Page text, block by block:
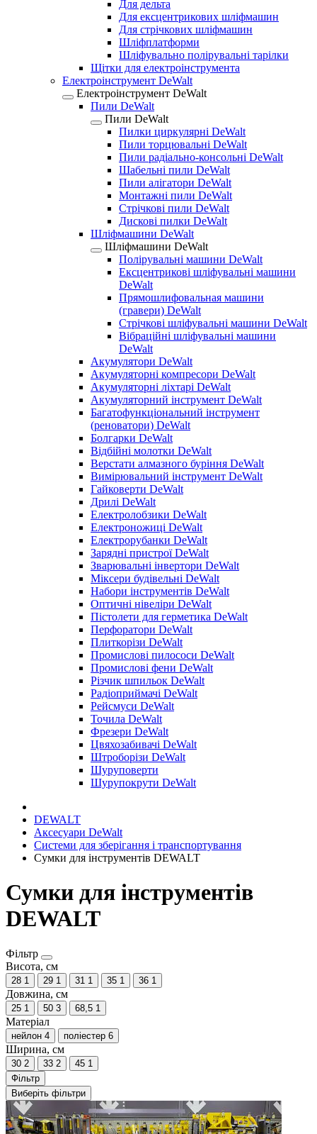
Для дельта
Для ексцентрикових шліфмашин
Для стрічкових шліфмашин
Шліфплатформи
Шліфувально полірувальні тарілки
Щітки для електроінструмента
Електроінструмент DeWalt
Електроінструмент DeWalt
Пили DeWalt
Пили DeWalt
Пилки циркулярні DeWalt
Пили торцювальні DeWalt
Пили радіально-консольні DeWalt
Шабельні пили DeWalt
Пили алігатори DeWalt
Монтажні пили DeWalt
Стрічкові пили DeWalt
Дискові пилки DeWalt
Шліфмашини DeWalt
Шліфмашини DeWalt
Полірувальні машини DeWalt
Ексцентрикові шліфувальні машини
DeWalt
Прямошлифовальная машини
(гравери) DeWalt
Стрічкові шліфувальні машини DeWalt
Вібраційні шліфувальні машини
DeWalt
Акумулятори DeWalt
Акумуляторні компресори DeWalt
Акумуляторні ліхтарі DeWalt
Акумуляторний інструмент DeWalt
Багатофункціональний інструмент
(реноватори) DeWalt
Болгарки DeWalt
Відбійні молотки DeWalt
Верстати алмазного буріння DeWalt
Вимірювальний інструмент DeWalt
Гайковерти DeWalt
Дрилі DeWalt
Електролобзики DeWalt
Електроножиці DeWalt
Електрорубанки DeWalt
Зарядні пристрої DeWalt
Зварювальні інвертори DeWalt
Міксери будівельні DeWalt
Набори інструментів DeWalt
Оптичні нівеліри DeWalt
Пістолети для герметика DeWalt
Перфоратори DeWalt
Плиткорізи DeWalt
Промислові пилососи DeWalt
Промислові фени DeWalt
Різчик шпильок DeWalt
Радіоприймачі DeWalt
Рейсмуси DeWalt
Точила DeWalt
Фрезери DeWalt
Цвяхозабивачі DeWalt
Штроборізи DeWalt
Шуруповерти
Шурупокрути DeWalt
DEWALT
Аксесуари DeWalt
Системи для зберігання і транспортування
Сумки для інструментів DEWALT
Сумки для інструментів
DEWALT
Фільтр
Висота, см
28 1 29 1 31 1 35 1 36 1
Довжина, см
25 1 50 3 68,5 1
Матеріал
нейлон 4 поліестер 6
Ширина, см
30 2 33 2 45 1
Фільтр
Виберіть фільтри